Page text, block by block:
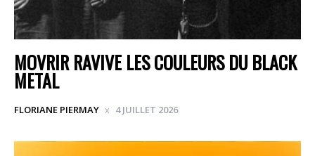
MOVRIR RAVIVE LES COULEURS DU BLACK
METAL
FLORIANE PIERMAY 4 JUILLET 2026